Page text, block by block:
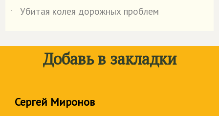
˙
Убитая колея дорожных проблем
Добавь в закладки
Сергей Миронов